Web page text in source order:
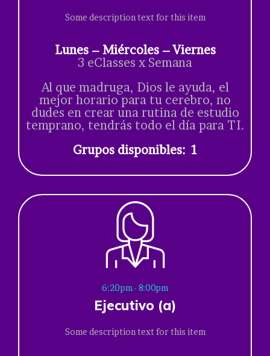
Some description text for this item
Lunes – Miércoles – Viernes
3 eClasses x Semana
Al que madruga, Dios le ayuda, el
mejor horario para tu cerebro, no
dudes en crear una rutina de estudio
temprano, tendrás todo el día para TI.
Grupos disponibles: 1
6:20pm - 8:00pm
Ejecutivo (a)
Some description text for this item